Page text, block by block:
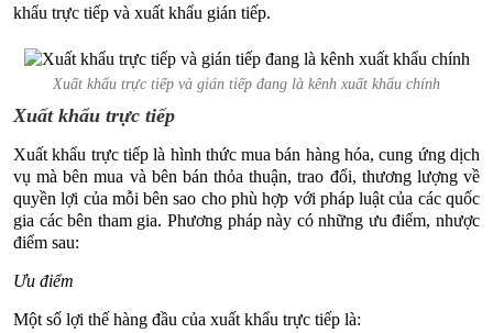
khẩu trực tiếp và xuất khẩu gián tiếp.
Xuất khẩu trực tiếp và gián tiếp đang là kênh xuất khẩu chính
Xuất khẩu trực tiếp
Xuất khẩu trực tiếp là hình thức mua bán hàng hóa, cung ứng dịch
vụ mà bên mua và bên bán thỏa thuận, trao đổi, thương lượng về
quyền lợi của mỗi bên sao cho phù hợp với pháp luật của các quốc
gia các bên tham gia. Phương pháp này có những ưu điểm, nhược
điểm sau:
Ưu điểm
Một số lợi thế hàng đầu của xuất khẩu trực tiếp là: